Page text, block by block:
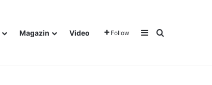
Magazin Video Follow Sidebar
Traži